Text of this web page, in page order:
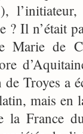
? Il n’était
Marie de
de Troyes a
mais en
la France